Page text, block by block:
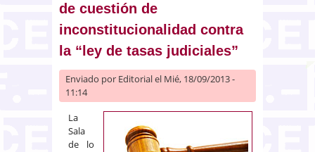
de cuestión de
inconstitucionalidad contra
la “ley de tasas judiciales”
Enviado por Editorialel Mié, 18/09/2013 -
11:14
La
Sala
de lo